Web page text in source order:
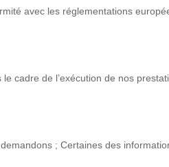
avec les réglementations
cadre de l’exécution de nos
; Certaines des